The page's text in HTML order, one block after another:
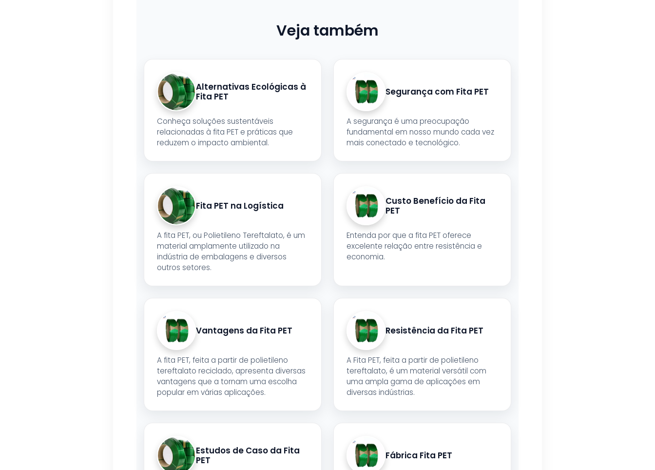
Veja também
Alternativas Ecológicas à
Fita PET
Conheça soluções sustentáveis
relacionadas à fita PET e práticas que
reduzem o impacto ambiental.
Segurança com Fita PET
A segurança é uma preocupação
fundamental em nosso mundo cada vez
mais conectado e tecnológico.
Fita PET na Logística
A fita PET, ou Polietileno Tereftalato, é um
material amplamente utilizado na
indústria de embalagens e diversos
outros setores.
Custo Benefício da Fita
PET
Entenda por que a fita PET oferece
excelente relação entre resistência e
economia.
Vantagens da Fita PET
A fita PET, feita a partir de polietileno
tereftalato reciclado, apresenta diversas
vantagens que a tornam uma escolha
popular em várias aplicações.
Resistência da Fita PET
A Fita PET, feita a partir de polietileno
tereftalato, é um material versátil com
uma ampla gama de aplicações em
diversas indústrias.
Estudos de Caso da Fita
PET
Fábrica Fita PET